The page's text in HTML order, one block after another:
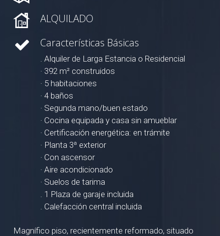
ALQUILADO
Características Básicas
. Alquiler de Larga Estancia o Residencial
· 392 m² construidos
· 5 habitaciones
· 4 baños
· Segunda mano/buen estado
· Cocina equipada y casa sin amueblar
· Certificación energética: en trámite
· Planta 3ª exterior
· Con ascensor
· Aire acondicionado
· Suelos de tarima
. 1 Plaza de garaje incluida
. Calefacción central incluida
Magnífico piso, recientemente reformado, situado